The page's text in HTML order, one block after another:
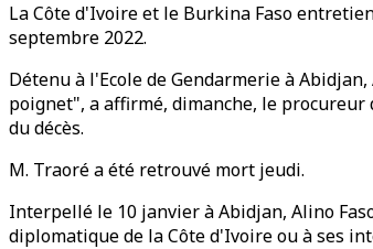
La Côte d'Ivoire et le Burkina Faso
septembre 2022.
Détenu à l'Ecole de Gendarmerie à
poignet", a affirmé, dimanche, le
du décès.
M. Traoré a été retrouvé mort jeudi.
Interpellé le 10 janvier à Abidjan, Alino
diplomatique de la Côte d'Ivoire ou à ses